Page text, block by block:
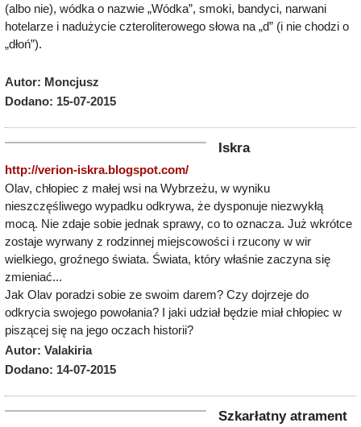
(albo nie), wódka o nazwie „Wódka”, smoki, bandyci, narwani
hotelarze i nadużycie czteroliterowego słowa na „d” (i nie chodzi o
„dłoń”).
Autor: Moncjusz
Dodano: 15-07-2015
Iskra
http://verion-iskra.blogspot.com/
Olav, chłopiec z małej wsi na Wybrzeżu, w wyniku
nieszczęśliwego wypadku odkrywa, że dysponuje niezwykłą
mocą. Nie zdaje sobie jednak sprawy, co to oznacza. Już wkrótce
zostaje wyrwany z rodzinnej miejscowości i rzucony w wir
wielkiego, groźnego świata. Świata, który właśnie zaczyna się
zmieniać...
Jak Olav poradzi sobie ze swoim darem? Czy dojrzeje do
odkrycia swojego powołania? I jaki udział będzie miał chłopiec w
piszącej się na jego oczach historii?
Autor: Valakiria
Dodano: 14-07-2015
Szkarłatny atrament